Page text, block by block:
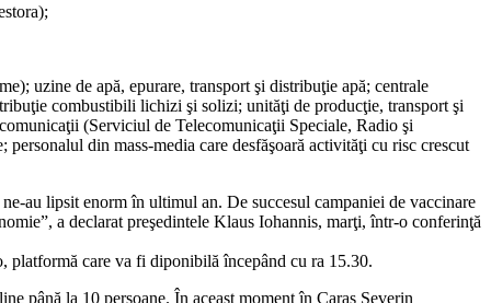
uzine de apă, epurare, transport şi distribuţie apă; centrale
combustibili lichizi şi solizi; unităţi de producţie, transport şi
(Serviciul de Telecomunicaţii Speciale, Radio şi
din mass-media care desfăşoară activităţi cu risc crescut
au lipsit enorm în ultimul an. De succesul campaniei de vaccinare
a declarat preşedintele Klaus Iohannis, marţi, într-o conferinţă
platformă care va fi diponibilă începând cu ra 15.30.
până la 10 persoane. În aceast moment în Caraș Severin